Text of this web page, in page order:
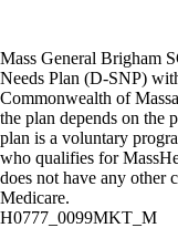
Mass General Brigham
Needs Plan (D-SNP)
Commonwealth of
the plan depends on the
plan is a voluntary
who qualifies for
does not have any other
Medicare.
H0777_0099MKT_M